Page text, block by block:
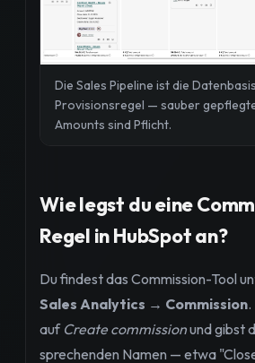
Die Sales Pipeline ist die
Provisionsregel — sauber
Amounts sind Pflicht.
Wie legst du eine
Regel in HubSpot an?
Du findest das Commission-Tool
Sales Analytics → Commission
auf Create commissionund gibst
sprechenden Namen — etwa